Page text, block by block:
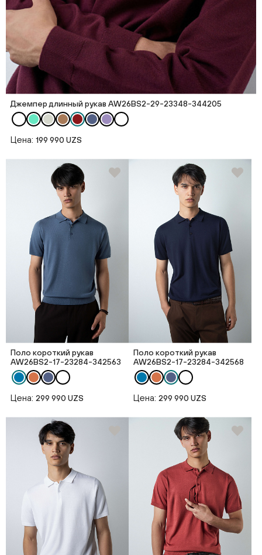
Джемпер длинный рукав AW26BS2-29-23348-344205
Цена: 199 990 UZS
Поло короткий рукав
AW26BS2-17-23284-342563
Цена: 299 990 UZS
Поло короткий рукав
AW26BS2-17-23284-342568
Цена: 299 990 UZS